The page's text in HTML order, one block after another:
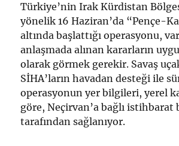
Türkiye’nin Irak Kürdistan
yönelik 16 Haziran’da “Pençe-
altında başlattığı operasyonu,
anlaşmada alınan kararların
olarak görmek gerekir. Savaş
SİHA’ların havadan desteği ile
operasyonun yer bilgileri, yerel
göre, Neçirvan’a bağlı
tarafından sağlanıyor.